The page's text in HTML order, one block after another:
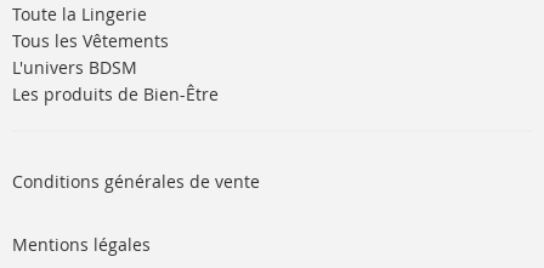
Toute la Lingerie
Tous les Vêtements
L'univers BDSM
Les produits de Bien-Être
Conditions générales de vente
Mentions légales